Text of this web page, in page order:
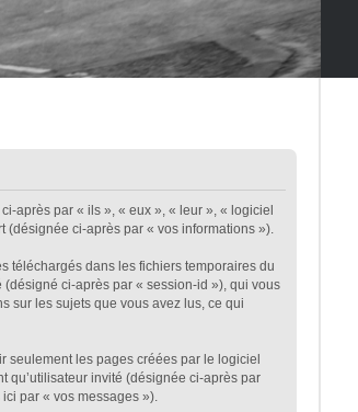
après par « ils », « eux », « leur », « logiciel
(désignée ci-après par « vos informations »).
téléchargés dans les fichiers temporaires du
ci-après par « session-id »), qui vous
sur les sujets que vous avez lus, ce qui
les pages créées par le logiciel
qu’utilisateur invité (désignée ci-après par
par « vos messages »).